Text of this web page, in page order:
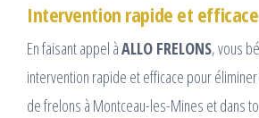
Intervention rapide et efficace
En faisant appel àALLO FRELONS, vous
intervention rapide et efficace pour
de frelons à Montceau-les-Mines et dans